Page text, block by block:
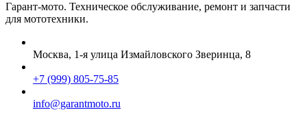
Гарант-мото. Техническое обслуживание, ремонт и запчасти
для мототехники.
Москва, 1-я улица Измайловского Зверинца, 8
+7 (999) 805-75-85
info@garantmoto.ru